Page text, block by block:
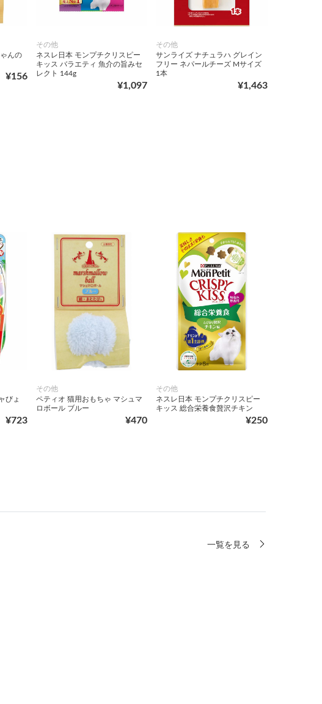
んの
¥156
その他
ネスレ日本 モンプチクリスピー
キッス バラエティ 魚介の旨みセ
レクト 144g
¥1,097
その他
サンライズ ナチュラハ グレイン
フリー ネパールチーズ Mサイズ
1本
¥1,463
びょ
¥723
その他
ペティオ 猫用おもちゃ マシュマ
ロボール ブルー
¥470
その他
ネスレ日本 モンプチクリスピー
キッス 総合栄養食贅沢チキン
¥250
一覧を見る